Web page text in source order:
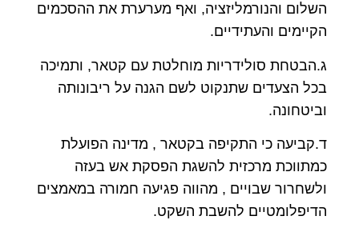
השלום והנורמליזציה, ואף מערערת את ההסכמים
הקיימים והעתידיים.
ג.הבטחת סולידריות מוחלטת עם קטאר, ותמיכה
בכל הצעדים שתנקוט לשם הגנה על ריבונותה
וביטחונה.
ד.קביעה כי התקיפה בקטאר , מדינה הפועלת
כמתווכת מרכזית להשגת הפסקת אש בעזה
ולשחרור שבויים , מהווה פגיעה חמורה במאמצים
הדיפלומטיים להשבת השקט.